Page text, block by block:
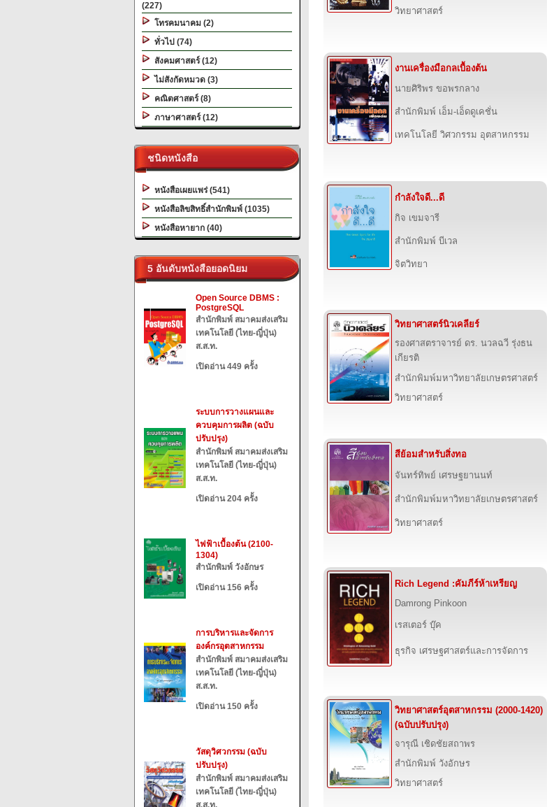
(227)
โทรคมนาคม (2)
ทั่วไป (74)
สังคมศาสตร์ (12)
ไม่สังกัดหมวด (3)
คณิตศาสตร์ (8)
ภาษาศาสตร์ (12)
ชนิดหนังสือ
หนังสือเผยแพร่ (541)
หนังสือลิขสิทธิ์สำนักพิมพ์ (1035)
หนังสือหายาก (40)
5 อันดับหนังสือยอดนิยม
Open Source DBMS :
PostgreSQL
สำนักพิมพ์ สมาคมส่งเสริม
เทคโนโลยี (ไทย-ญี่ปุ่น)
ส.ส.ท.
เปิดอ่าน 449 ครั้ง
ระบบการวางแผนและ
ควบคุมการผลิต (ฉบับ
ปรับปรุง)
สำนักพิมพ์ สมาคมส่งเสริม
เทคโนโลยี (ไทย-ญี่ปุ่น)
ส.ส.ท.
เปิดอ่าน 204 ครั้ง
ไฟฟ้าเบื้องต้น (2100-
1304)
สำนักพิมพ์ วังอักษร
เปิดอ่าน 156 ครั้ง
การบริหารและจัดการ
องค์กรอุตสาหกรรม
สำนักพิมพ์ สมาคมส่งเสริม
เทคโนโลยี (ไทย-ญี่ปุ่น)
ส.ส.ท.
เปิดอ่าน 150 ครั้ง
วัสดุวิศวกรรม (ฉบับ
ปรับปรุง)
สำนักพิมพ์ สมาคมส่งเสริม
เทคโนโลยี (ไทย-ญี่ปุ่น)
ส.ส.ท.
วิทยาศาสตร์
งานเครื่องมือกลเบื้องต้น
นายศิริพร ขอพรกลาง
สำนักพิมพ์ เอ็ม-เอ็ดดูเคชั่น
เทคโนโลยี วิศวกรรม อุตสาหกรรม
กำลังใจดี...ดี
กิจ เขมจารี
สำนักพิมพ์ บีเวล
จิตวิทยา
วิทยาศาสตร์นิวเคลียร์
รองศาสตราจารย์ ดร. นวลฉวี รุ่งธน
เกียรติ
สำนักพิมพ์มหาวิทยาลัยเกษตรศาสตร์
วิทยาศาสตร์
สีย้อมสำหรับสิ่งทอ
จันทร์ทิพย์ เศรษฐยานนท์
สำนักพิมพ์มหาวิทยาลัยเกษตรศาสตร์
วิทยาศาสตร์
Rich Legend :คัมภีร์ห้าเหรียญ
Damrong Pinkoon
เรสเตอร์ บุ๊ค
ธุรกิจ เศรษฐศาสตร์และการจัดการ
วิทยาศาสตร์อุตสาหกรรม (2000-1420)
(ฉบับปรับปรุง)
จารุณี เชิดชัยสถาพร
สำนักพิมพ์ วังอักษร
วิทยาศาสตร์